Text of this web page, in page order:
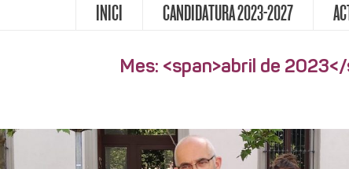
INICI CANDIDATURA 2023-2027
Mes: <span>abril de